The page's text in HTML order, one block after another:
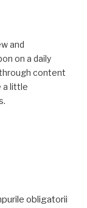
and
on a daily
content
a little
obligatorii